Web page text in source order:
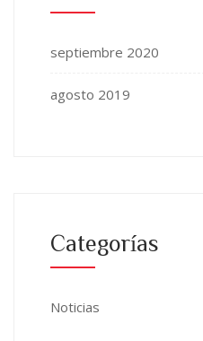
septiembre 2020
agosto 2019
Categorías
Noticias